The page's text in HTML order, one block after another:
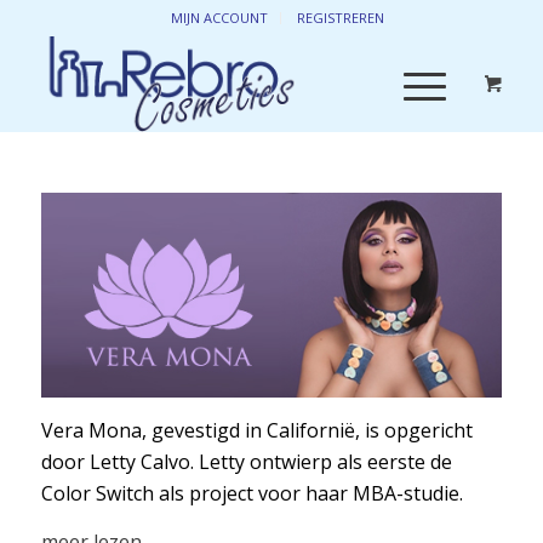
MIJN ACCOUNT REGISTREREN
Vera Mona, gevestigd in Californië, is opgericht
door Letty Calvo. Letty ontwierp als eerste de
Color Switch als project voor haar MBA-studie.